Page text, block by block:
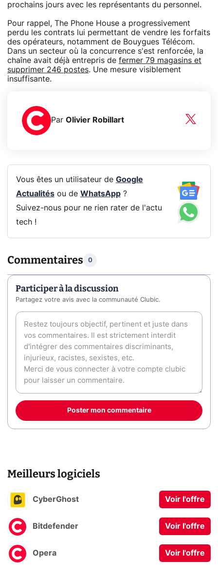
prochains jours avec les représentants du personnel.
Pour rappel, The Phone House a progressivement
perdu les contrats lui permettant de vendre les forfaits
des opérateurs, notamment de Bouygues Télécom.
Dans un secteur où la concurrence s'est renforcée, la
chaîne avait déjà entrepris de fermer 79 magasins et
supprimer 246 postes. Une mesure visiblement
insuffisante.
Par Olivier Robillart
Vous êtes un utilisateur de Google
Actualitésou de WhatsApp?
Suivez-nous pour ne rien rater de l'actu
tech !
Commentaires 0
Participer à la discussion
Partagez votre avis avec la communauté Clubic.
Poster mon commentaire
Meilleurs logiciels
CyberGhost Voir l'offre
Bitdefender Voir l'offre
Opera Voir l'offre